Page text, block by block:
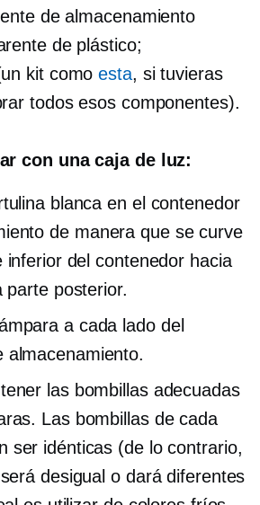
de almacenamiento
de plástico;
kit comoesta, si tuvieras
todos esos componentes).
con una caja de luz:
blanca en el contenedor
de manera que se curve
inferior del contenedor hacia
parte posterior.
a cada lado del
almacenamiento.
las bombillas adecuadas
Las bombillas de cada
ser idénticas (de lo contrario,
desigual o dará diferentes